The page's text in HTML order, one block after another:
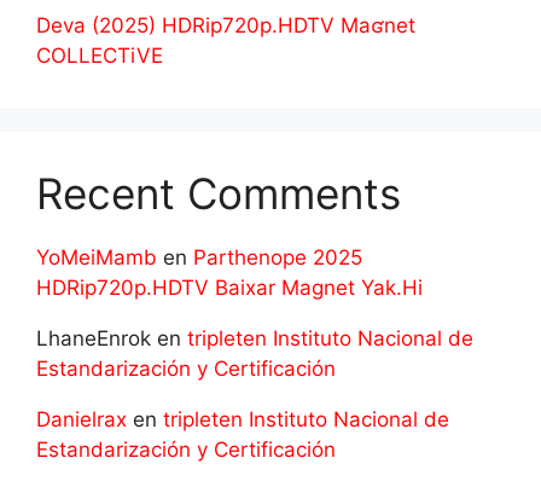
Deva (2025) HDRip720p.HDTV Maʛnet
COLLECTiVE
Recent Comments
YoMeiMamb en Parthenope 2025
HDRip720p.HDTV Baixar Magnet Yak.Hi
LhaneEnrok en tripleten Instituto Nacional de
Estandarización y Certificación
Danielrax en tripleten Instituto Nacional de
Estandarización y Certificación